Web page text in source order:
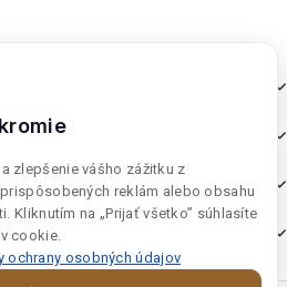
zlepšenie vášho zážitku z
reklám alebo obsahu
Kliknutím na „Prijať všetko” súhlasíte
cookie.
ochrany osobných údajov